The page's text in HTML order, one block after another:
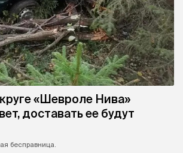
«Шевроле Нива»
доставать ее будут
бесправница.